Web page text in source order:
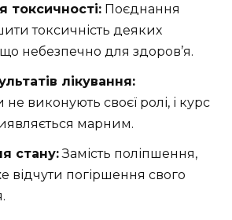
токсичності: Поєднання
токсичність деяких
небезпечно для здоров’я.
лікування:
не виконують своєї ролі, і курс
марним.
стану:Замість поліпшення,
відчути погіршення свого